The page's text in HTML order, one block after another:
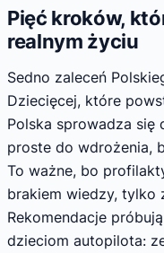
Pięć kroków,
realnym życiu
Sedno zaleceń
Dziecięcej, które
Polska sprowadza się
proste do wdrożenia,
To ważne, bo
brakiem wiedzy, tylko
Rekomendacje
dzieciom autopilota: